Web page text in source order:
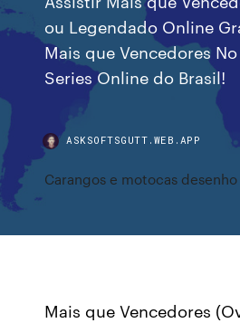
ou Legendado Online
Mais que Vencedores
Series Online do Brasil!
ASKSOFTSGUTT.WEB.APP
Carangos e motocas
Mais que Vencedores